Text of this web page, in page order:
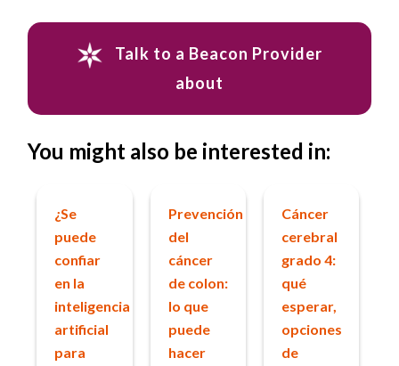
Talk to a Beacon Provider
about
You might also be interested in:
¿Se
puede
confiar
en la
inteligencia
artificial
para
Prevención
del
cáncer
de colon:
lo que
puede
hacer
Cáncer
cerebral
grado 4:
qué
esperar,
opciones
de